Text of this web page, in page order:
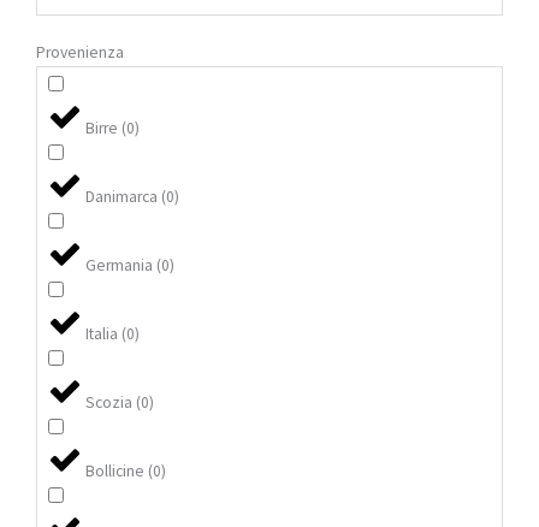
Provenienza
Birre (0)
Danimarca (0)
Germania (0)
Italia (0)
Scozia (0)
Bollicine (0)